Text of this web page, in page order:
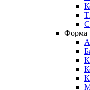
Форма